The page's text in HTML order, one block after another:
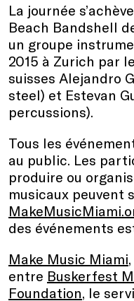
La journée
Beach Bandshell
un groupe
2015 à Zurich par
suisses Alejandro
steel) et Estevan
percussions).
Tous les
au public. Les
produire ou
musicaux peuvent
des événements
Make Music Miami
entre Buskerfest
Foundation, le